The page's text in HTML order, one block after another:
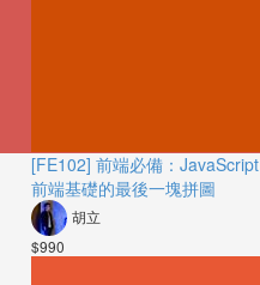
[FE102] 前端必備：JavaScript
前端基礎的最後一塊拼圖
胡立
$990